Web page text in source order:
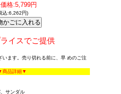
格:5,799円
込:6,262円)
イスでご提供
います。売り切れる前に、早 めのご注
商品詳細▼
サンダル